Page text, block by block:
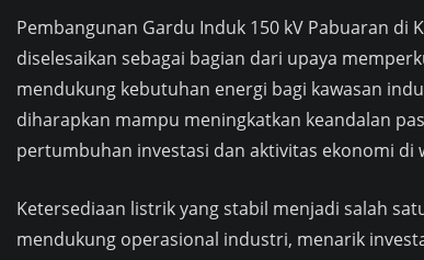
Pembangunan Gardu Induk 150 kV Pabuaran di
diselesaikan sebagai bagian dari upaya
mendukung kebutuhan energi bagi kawasan
diharapkan mampu meningkatkan keandalan
pertumbuhan investasi dan aktivitas ekonomi di
Ketersediaan listrik yang stabil menjadi salah
mendukung operasional industri, menarik